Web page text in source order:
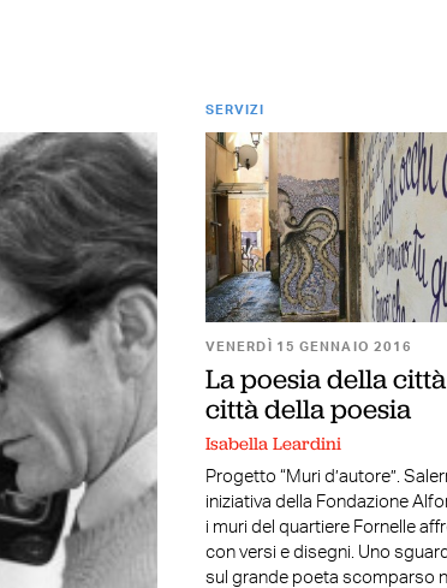
SERVIZI
VENERDÌ 15 GENNAIO 2016
La poesia della
città della poesia
Isabella Leardini
Progetto “Muri d’autore”.
iniziativa della Fondazione
i muri del quartiere Fornelle
con versi e disegni. Uno
sul grande poeta scomparso